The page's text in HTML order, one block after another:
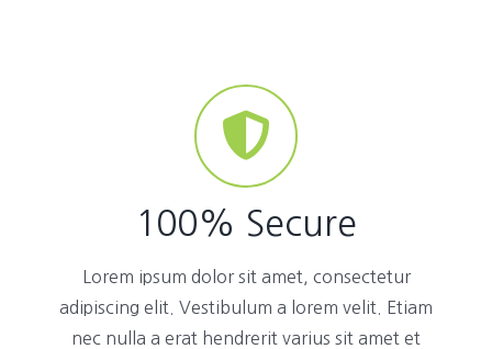
100% Secure
Lorem ipsum dolor sit amet, consectetur
adipiscing elit. Vestibulum a lorem velit. Etiam
nec nulla a erat hendrerit varius sit amet et